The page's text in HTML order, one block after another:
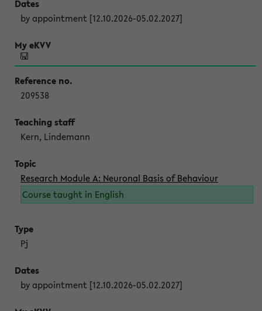
by appointment [12.10.2026-05.02.2027]
209538
Kern, Lindemann
Research Module A: Neuronal Basis of Behaviour
Course taught in English
Pj
by appointment [12.10.2026-05.02.2027]